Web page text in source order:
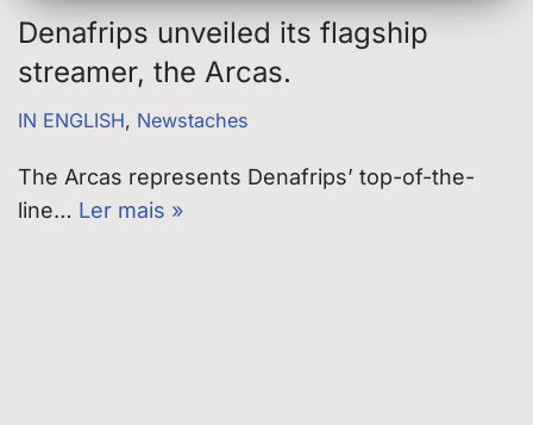
Denafrips unveiled its flagship
streamer, the Arcas.
IN ENGLISH, Newstaches
The Arcas represents Denafrips’ top-of-the-
line… Ler mais »